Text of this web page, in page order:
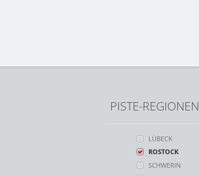
PISTE-REGIONEN
LÜBECK
ROSTOCK
SCHWERIN